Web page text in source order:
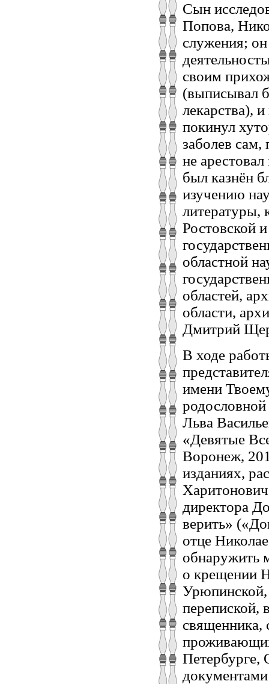
Сын
Попова,
служения;
своим
(выписывал
лекарства),
покинул
заболев сам,
не
был казнён
изучению
литературы,
Ростовской
областной
областей,
области,
Дмитрий
В ходе
имени
Льва
«Девятые
Воронеж,
изданиях,
директора
верить»
отце
обнаружить
о крещении
Урюпинской,
перепиской,
Петербурге,